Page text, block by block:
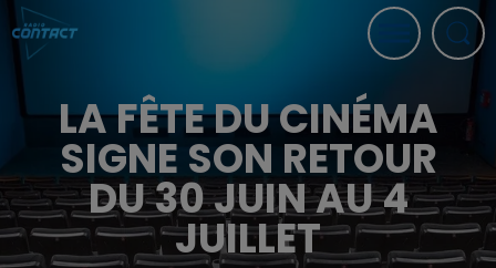
LA FÊTE DU CINÉMA
SIGNE SON RETOUR
DU 30 JUIN AU 4
JUILLET